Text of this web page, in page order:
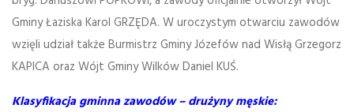
Gminy Łaziska Karol GRZĘDA. W uroczystym otwarciu zawodów
wzięli udział także Burmistrz Gminy Józefów nad Wisłą Grzegorz
KAPICA oraz Wójt Gminy Wilków Daniel KUŚ.
Klasyfikacja gminna zawodów – drużyny męskie: